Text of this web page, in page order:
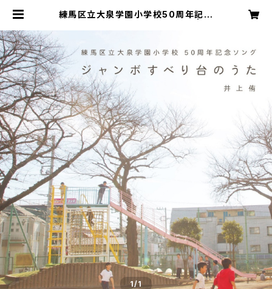
練馬区立大泉学園小学校50周年記念
1/1